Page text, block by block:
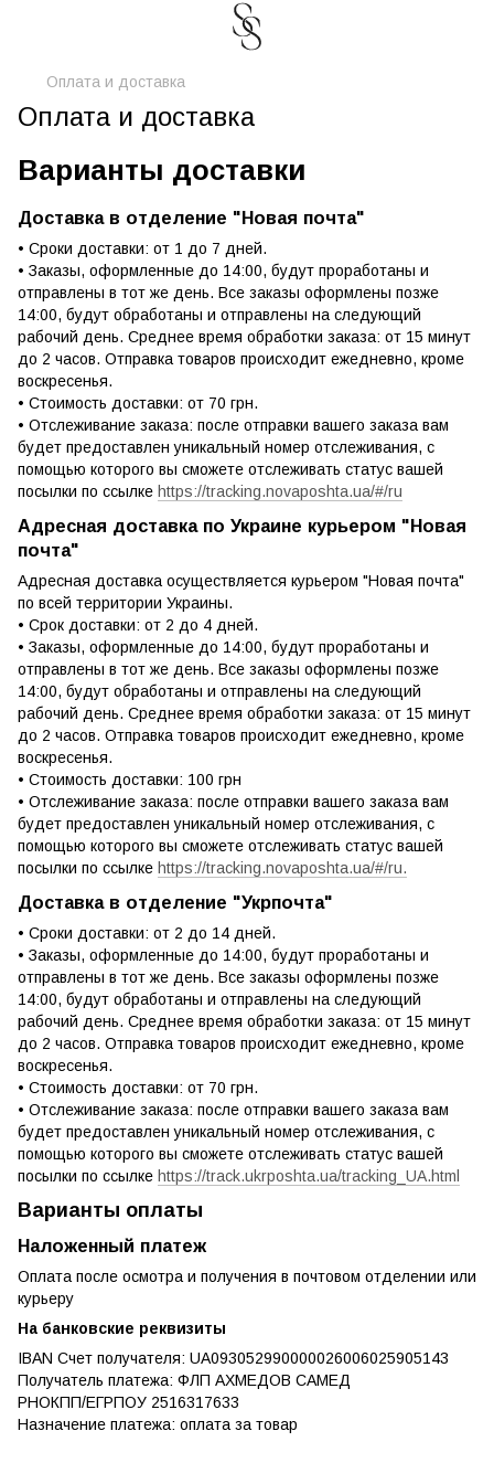
Оплата и доставка
Оплата и доставка
Варианты доставки
Доставка в отделение "Новая почта"
• Сроки доставки: от 1 до 7 дней.
• Заказы, оформленные до 14:00, будут проработаны и
отправлены в тот же день. Все заказы оформлены позже
14:00, будут обработаны и отправлены на следующий
рабочий день. Среднее время обработки заказа: от 15 минут
до 2 часов. Отправка товаров происходит ежедневно, кроме
воскресенья.
• Стоимость доставки: от 70 грн.
• Отслеживание заказа: после отправки вашего заказа вам
будет предоставлен уникальный номер отслеживания, с
помощью которого вы сможете отслеживать статус вашей
посылки по ссылке https://tracking.novaposhta.ua/#/ru
Адресная доставка по Украине курьером "Новая
почта"
Адресная доставка осуществляется курьером "Новая почта"
по всей территории Украины.
• Срок доставки: от 2 до 4 дней.
• Заказы, оформленные до 14:00, будут проработаны и
отправлены в тот же день. Все заказы оформлены позже
14:00, будут обработаны и отправлены на следующий
рабочий день. Среднее время обработки заказа: от 15 минут
до 2 часов. Отправка товаров происходит ежедневно, кроме
воскресенья.
• Стоимость доставки: 100 грн
• Отслеживание заказа: после отправки вашего заказа вам
будет предоставлен уникальный номер отслеживания, с
помощью которого вы сможете отслеживать статус вашей
посылки по ссылке https://tracking.novaposhta.ua/#/ru.
Доставка в отделение "Укрпочта"
• Сроки доставки: от 2 до 14 дней.
• Заказы, оформленные до 14:00, будут проработаны и
отправлены в тот же день. Все заказы оформлены позже
14:00, будут обработаны и отправлены на следующий
рабочий день. Среднее время обработки заказа: от 15 минут
до 2 часов. Отправка товаров происходит ежедневно, кроме
воскресенья.
• Стоимость доставки: от 70 грн.
• Отслеживание заказа: после отправки вашего заказа вам
будет предоставлен уникальный номер отслеживания, с
помощью которого вы сможете отслеживать статус вашей
посылки по ссылке https://track.ukrposhta.ua/tracking_UA.html
Варианты оплаты
Наложенный платеж
Оплата после осмотра и получения в почтовом отделении или
курьеру
На банковские реквизиты
IBAN Счет получателя: UA093052990000026006025905143
Получатель платежа: ФЛП АХМЕДОВ САМЕД
РНОКПП/ЕГРПОУ 2516317633
Назначение платежа: оплата за товар